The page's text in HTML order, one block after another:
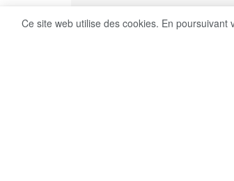
Ce site web utilise des cookies. En